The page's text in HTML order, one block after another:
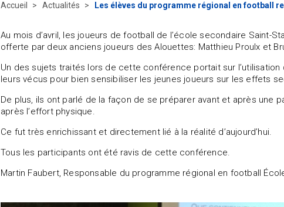
Accueil Actualités Les élèves du programme régional en football
Au mois d’avril, les joueurs de football de l’école secondaire Saint-
offerte par deux anciens joueurs des Alouettes: Matthieu Proulx et
Un des sujets traités lors de cette conférence portait sur
leurs vécus pour bien sensibiliser les jeunes joueurs sur les effets
De plus, ils ont parlé de la façon de se préparer avant et après une
après l’effort physique.
Ce fut très enrichissant et directement lié à la réalité d’aujourd’hui.
Tous les participants ont été ravis de cette conférence.
Martin Faubert, Responsable du programme régional en football